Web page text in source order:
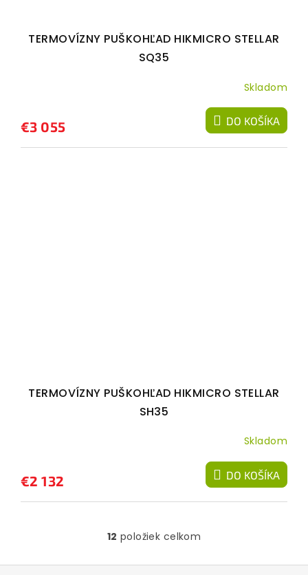
TERMOVÍZNY PUŠKOHĽAD HIKMICRO STELLAR
SQ35
Skladom
€3 055 DO KOŠÍKA
TERMOVÍZNY PUŠKOHĽAD HIKMICRO STELLAR
SH35
Skladom
€2 132 DO KOŠÍKA
O
l
12 položiek celkom